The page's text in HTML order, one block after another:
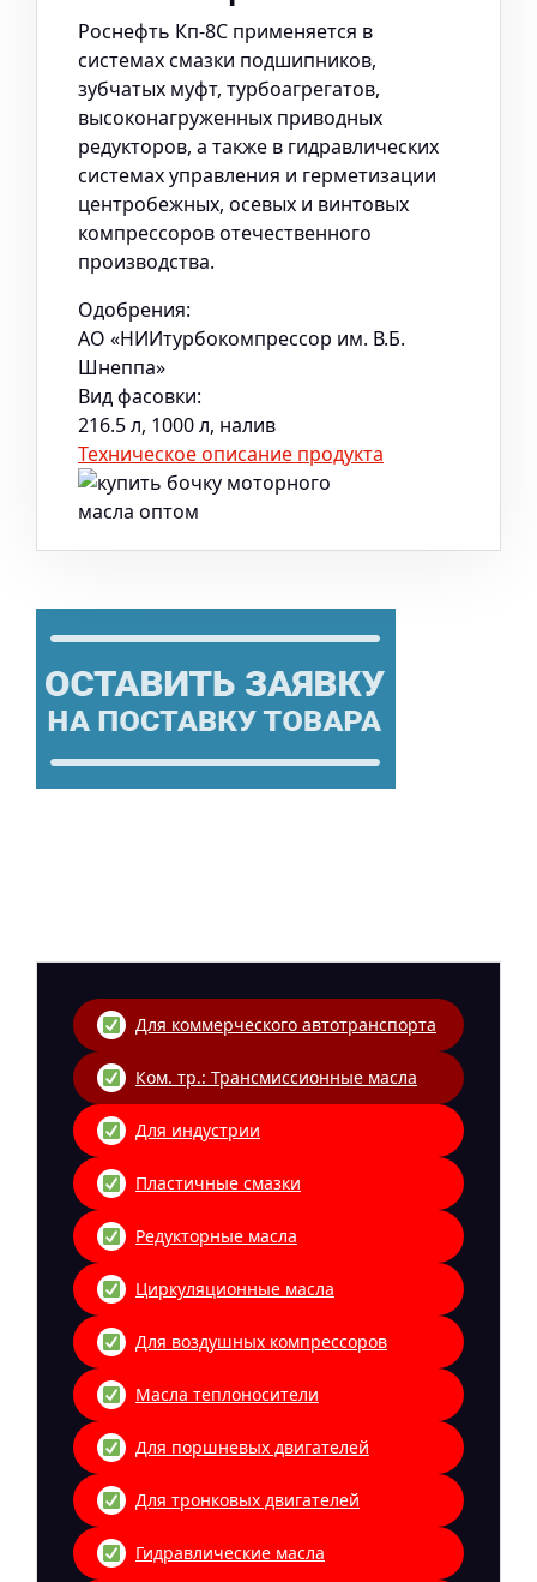
Роснефть Кп-8С применяется в
системах смазки подшипников,
зубчатых муфт, турбоагрегатов,
высоконагруженных приводных
редукторов, а также в гидравлических
системах управления и герметизации
центробежных, осевых и винтовых
компрессоров отечественного
производства.
Одобрения:
АО «НИИтурбокомпрессор им. В.Б.
Шнеппа»
Вид фасовки:
216.5 л, 1000 л, налив
Техническое описание продукта
Для коммерческого автотранспорта
Ком. тр.: Трансмиссионные масла
Для индустрии
Пластичные смазки
Редукторные масла
Циркуляционные масла
Для воздушных компрессоров
Масла теплоносители
Для поршневых двигателей
Для тронковых двигателей
Гидравлические масла